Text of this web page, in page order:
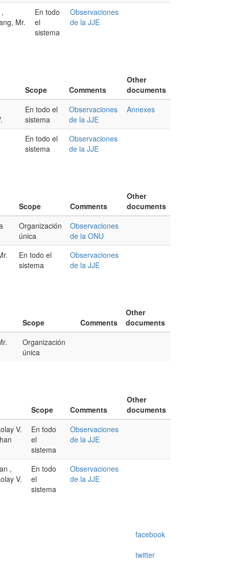
Mr.
En todo
el
sistema
Observaciones
de la JJE
Scope Comments
Other
documents
En todo el
sistema
Observaciones
de la JJE
Annexes
En todo el
sistema
Observaciones
de la JJE
Scope Comments
Other
documents
Organización
única
Observaciones
de la ONU
En todo el
sistema
Observaciones
de la JJE
Scope Comments
Other
documents
Organización
única
Scope Comments
Other
documents
V.
En todo
el
sistema
Observaciones
de la JJE
,
V.
En todo
el
sistema
Observaciones
de la JJE
facebook
twitter